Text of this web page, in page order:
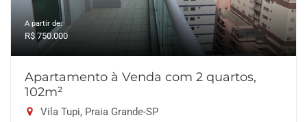
A partir de:
R$ 750.000
Apartamento à Venda com 2 quartos,
102m²
Vila Tupi, Praia Grande-SP